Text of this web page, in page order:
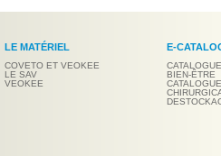
LE MATÉRIEL
COVETO ET VEOKEE
LE SAV
VEOKEE
E-
BIEN-ÊTRE